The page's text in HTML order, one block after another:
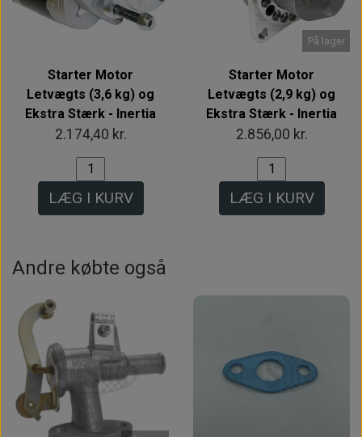
Starter Motor
Letvægts (3,6 kg) og
Ekstra Stærk - Inertia
2.174,40 kr.
LÆG I KURV
På lager
Starter Motor
Letvægts (2,9 kg) og
Ekstra Stærk - Inertia
2.856,00 kr.
LÆG I KURV
Andre købte også